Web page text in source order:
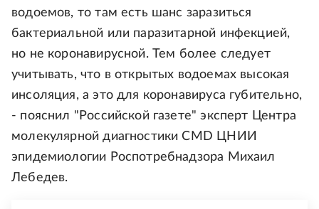
водоемов, то там есть шанс заразиться
бактериальной или паразитарной инфекцией,
но не коронавирусной. Тем более следует
учитывать, что в открытых водоемах высокая
инсоляция, а это для коронавируса губительно,
- пояснил "Российской газете" эксперт Центра
молекулярной диагностики CMD ЦНИИ
эпидемиологии Роспотребнадзора Михаил
Лебедев.